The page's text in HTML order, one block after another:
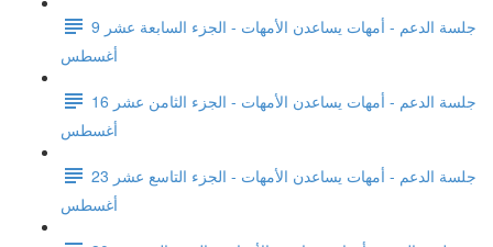
جلسة الدعم - أمهات يساعدن الأمهات - الجزء السابعة عشر 9
أغسطس
جلسة الدعم - أمهات يساعدن الأمهات - الجزء الثامن عشر 16
أغسطس
جلسة الدعم - أمهات يساعدن الأمهات - الجزء التاسع عشر 23
أغسطس